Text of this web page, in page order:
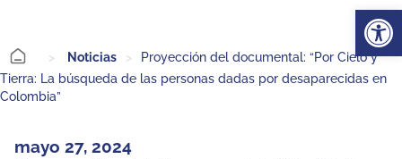
> Noticias >
Proyección del documental: “Por Cielo y
Tierra: La búsqueda de las personas dadas por desaparecidas en
Colombia”
mayo 27, 2024